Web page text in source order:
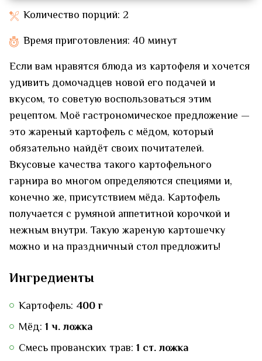
Количество порций: 2
Время приготовления: 40 минут
Если вам нравятся блюда из картофеля и хочется
удивить домочадцев новой его подачей и
вкусом, то советую воспользоваться этим
рецептом. Моё гастрономическое предложение —
это жареный картофель с мёдом, который
обязательно найдёт своих почитателей.
Вкусовые качества такого картофельного
гарнира во многом определяются специями и,
конечно же, присутствием мёда. Картофель
получается с румяной аппетитной корочкой и
нежным внутри. Такую жареную картошечку
можно и на праздничный стол предложить!
Ингредиенты
Картофель: 400 г
Мёд: 1 ч. ложка
Смесь прованских трав: 1 ст. ложка